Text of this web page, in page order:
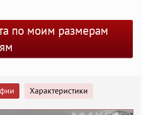
по моим размерам
Характеристики